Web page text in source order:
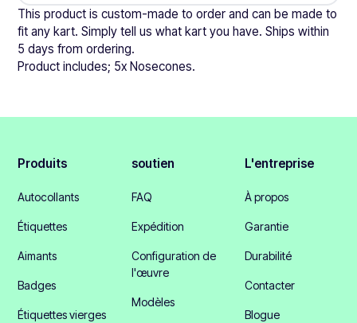
This product is custom-made to order and can be made to
fit any kart. Simply tell us what kart you have. Ships within
5 days from ordering.
Product includes; 5x Nosecones.
Produits
Autocollants
Étiquettes
Aimants
Badges
Étiquettes vierges
soutien
FAQ
Expédition
Configuration de
l'œuvre
Modèles
L'entreprise
À propos
Garantie
Durabilité
Contacter
Blogue